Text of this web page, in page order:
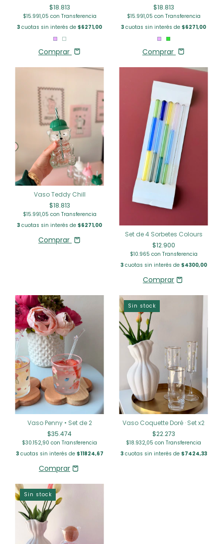
$18.813
$15.991,05 con Transferencia
3 cuotas sin interés de $6271,00
Comprar
$18.813
$15.991,05 con Transferencia
3 cuotas sin interés de $6271,00
Comprar
Vaso Teddy Chill
$18.813
$15.991,05 con Transferencia
3 cuotas sin interés de $6271,00
Comprar
Set de 4 Sorbetes Colours
$12.900
$10.965 con Transferencia
3cuotas sin interés de $4300,00
Vaso Penny • Set de 2
$35.474
$30.152,90 con Transferencia
3cuotas sin interés de $11824,67
Sin stock
Vaso Coquette Doré · Set x2
$22.273
$18.932,05 con Transferencia
3cuotas sin interés de $7424,33
Sin stock